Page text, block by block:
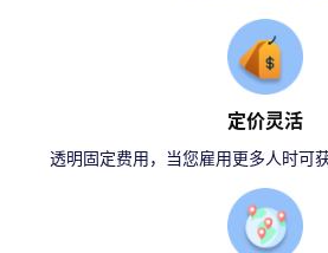
定价灵活
透明固定费用，当您雇用更多人时可